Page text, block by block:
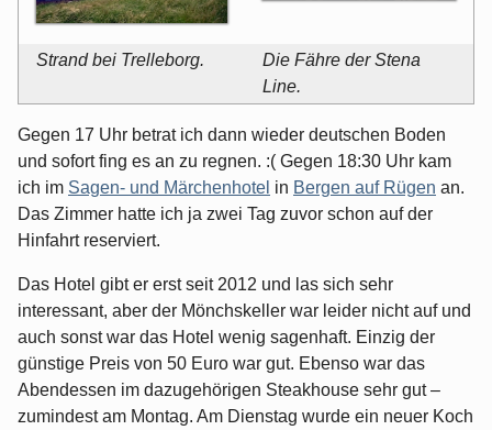
Strand bei Trelleborg.
Die Fähre der Stena
Line.
Gegen 17 Uhr betrat ich dann wieder deutschen Boden
und sofort fing es an zu regnen. :( Gegen 18:30 Uhr kam
ich im Sagen- und Märchenhotel in Bergen auf Rügen an.
Das Zimmer hatte ich ja zwei Tag zuvor schon auf der
Hinfahrt reserviert.
Das Hotel gibt er erst seit 2012 und las sich sehr
interessant, aber der Mönchskeller war leider nicht auf und
auch sonst war das Hotel wenig sagenhaft. Einzig der
günstige Preis von 50 Euro war gut. Ebenso war das
Abendessen im dazugehörigen Steakhouse sehr gut –
zumindest am Montag. Am Dienstag wurde ein neuer Koch